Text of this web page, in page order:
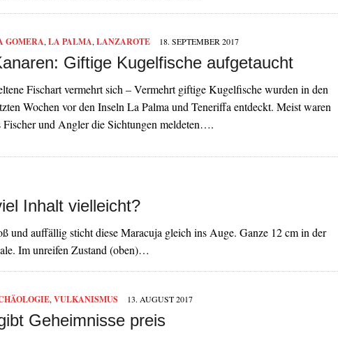
GOMERA, LA PALMA, LANZAROTE 18. SEPTEMBER 2017
Giftige Kugelfische aufgetaucht
Fischart vermehrt sich – Vermehrt giftige Kugelfische wurden in den
Wochen vor den Inseln La Palma und Teneriffa entdeckt. Meist waren
Fischer und Angler die Sichtungen meldeten….
Inhalt vielleicht?
und auffällig sticht diese Maracuja gleich ins Auge. Ganze 12 cm in der
Im unreifen Zustand (oben)…
, VULKANISMUS 13. AUGUST 2017
Geheimnisse preis